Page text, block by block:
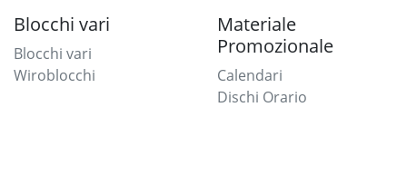
Blocchi vari
Blocchi vari
Wiroblocchi
Materiale
Promozionale
Calendari
Dischi Orario